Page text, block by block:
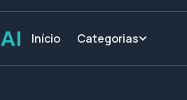
Início Categorias